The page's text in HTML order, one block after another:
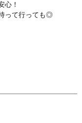
心！
って行っても◎